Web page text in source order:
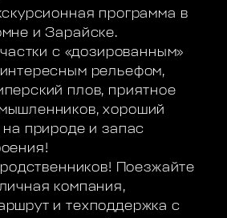
программа в
и Зарайске.
с «дозированным»
рельефом,
плов, приятное
хороший
природе и запас
Поезжайте
компания,
и техподдержка с